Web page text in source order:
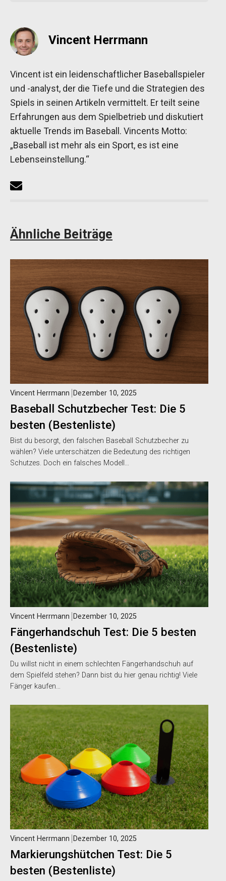
Vincent Herrmann
Vincent ist ein leidenschaftlicher Baseballspieler
und -analyst, der die Tiefe und die Strategien des
Spiels in seinen Artikeln vermittelt. Er teilt seine
Erfahrungen aus dem Spielbetrieb und diskutiert
aktuelle Trends im Baseball. Vincents Motto:
„Baseball ist mehr als ein Sport, es ist eine
Lebenseinstellung.“
Ähnliche Beiträge
Baseball Schutzbecher Test: Die 5
besten (Bestenliste)
Vincent Herrmann Dezember 10, 2025
Bist du besorgt, den falschen Baseball Schutzbecher zu
wählen? Viele unterschätzen die Bedeutung des richtigen
Schutzes. Doch ein falsches Modell…
Fängerhandschuh Test: Die 5 besten
(Bestenliste)
Vincent Herrmann Dezember 10, 2025
Du willst nicht in einem schlechten Fängerhandschuh auf
dem Spielfeld stehen? Dann bist du hier genau richtig! Viele
Fänger kaufen…
Markierungshütchen Test: Die 5
besten (Bestenliste)
Vincent Herrmann Dezember 10, 2025